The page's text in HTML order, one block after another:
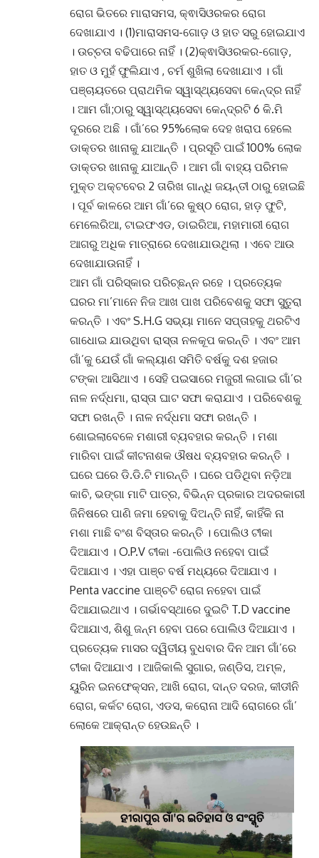
ରୋଗ ଭିତରେ ମାରାସମସ, କ୍ଵାସିଓରକର ରୋଗ
ଦେଖାଯାଏ । (1)ମାରାସମସ-ଗୋଡ଼ ଓ ହାତ ସରୁ ହୋଇଯାଏ
। ଉଚ୍ଚତା ବଢିପାରେ ନାହିଁ । (2)କ୍ଵାସିଓରକର-ଗୋଡ଼,
ହାତ ଓ ମୁହଁ ଫୁଲିଯାଏ , ଚର୍ମ ଶୁଖିଲା ଦେଖାଯାଏ । ଗାଁ
ପଞ୍ଚାୟତରେ ପ୍ରାଥମିକ ସ୍ୱାସ୍ଥ୍ୟସେବା କେନ୍ଦ୍ର ନାହିଁ
। ଆମ ଗାଁ;ଠାରୁ ସ୍ୱାସ୍ଥ୍ୟସେବା କେନ୍ଦ୍ରଟି 6 କି.ମି
ଦୂରରେ ଅଛି । ଗାଁ’ରେ 95%ଲୋକ ଦେହ ଖରାପ ହେଲେ
ଡାକ୍ତର ଖାନାକୁ ଯାଆନ୍ତି । ପ୍ରସୂତି ପାଇଁ 100% ଲୋକ
ଡାକ୍ତର ଖାନାକୁ ଯାଆନ୍ତି । ଆମ ଗାଁ ବାହ୍ୟ ପରିମଳ
ମୁକ୍ତ ଅକ୍ଟବେର 2 ତାରିଖ ଗାନ୍ଧି ଜୟନ୍ତୀ ଠାରୁ ହୋଇଛି
। ପୂର୍ବ କାଳରେ ଆମ ଗାଁ’ରେ କୁଷ୍ଠ ରୋଗ, ହାଡ଼ ଫୁଟି,
ମେଲେରିଆ, ଟାଇଫଏଡ, ଡାଇରିଆ, ମହାମାରୀ ରୋଗ
ଆଗରୁ ଅଧିକ ମାତ୍ରାରେ ଦେଖାଯାଉଥିଲା । ଏବେ ଆଉ
ଦେଖାଯାଉନାହିଁ ।
ଆମ ଗାଁ ପରିସ୍କାର ପରିଚ୍ଛନ୍ନ ରହେ । ପ୍ରତ୍ୟେକ
ଘରର ମା’ମାନେ ନିଜ ଆଖ ପାଖ ପରିବେଶକୁ ସଫା ସୁତୁରା
କରନ୍ତି । ଏବଂ S.H.G ସଭ୍ୟା ମାନେ ସପ୍ତାହକୁ ଥରଟିଏ
ଗାଧୋଇ ଯାଉଥିବା ରାସ୍ତା ନଳକୂପ କରନ୍ତି । ଏବଂ ଆମ
ଗାଁ’କୁ ଯେଉଁ ଗାଁ କଲ୍ୟାଣ ସମିତି ବର୍ଷକୁ ଦଶ ହଜାର
ଟଙ୍କା ଆସିଥାଏ । ସେହି ପଇସାରେ ମଜୁରୀ ଲଗାଇ ଗାଁ’ର
ନାଳ ନର୍ଦ୍ଧମା, ରାସ୍ତା ଘାଟ ସଫା କରାଯାଏ । ପରିବେଶକୁ
ସଫା ରଖନ୍ତି । ନାଳ ନର୍ଦ୍ଧମା ସଫା ରଖନ୍ତି ।
ଶୋଇଲାବେଳେ ମଶାରୀ ବ୍ୟବହାର କରନ୍ତି । ମଶା
ମାରିବା ପାଇଁ କୀଟନାଶକ ଔଷଧ ବ୍ୟବହାର କରନ୍ତି ।
ଘରେ ଘରେ ଡି.ଡି.ଟି ମାରନ୍ତି । ଘରେ ପଡିଥିବା ନଡ଼ିଆ
କାଚି, ଭଙ୍ଗା ମାଟି ପାତ୍ର, ବିଭିନ୍ନ ପ୍ରକାର ଅଦରକାରୀ
ଜିନିଷରେ ପାଣି ଜମା ହେବାକୁ ଦିଅନ୍ତି ନାହିଁ, କାହିଁକି ନା
ମଶା ମାଛି ବଂଶ ବିସ୍ତାର କରନ୍ତି । ପୋଲିଓ ଟୀକା
ଦିଆଯାଏ । O.P.V ଟୀକା -ପୋଲିଓ ନହେବା ପାଇଁ
ଦିଆଯାଏ । ଏହା ପାଞ୍ଚ ବର୍ଷ ମଧ୍ୟରେ ଦିଆଯାଏ ।
Penta vaccine ପାଞ୍ଚଟି ରୋଗ ନହେବା ପାଇଁ
ଦିଆଯାଇଥାଏ । ଗର୍ଭାବସ୍ଥାରେ ଦୁଇଟି T.D vaccine
ଦିଆଯାଏ, ଶିଶୁ ଜନ୍ମ ହେବା ପରେ ପୋଲିଓ ଦିଆଯାଏ ।
ପ୍ରତ୍ୟେକ ମାସର ଦ୍ୱିତୀୟ ବୁଧବାର ଦିନ ଆମ ଗାଁ’ରେ
ଟୀକା ଦିଆଯାଏ । ଆଜିକାଲି ସୁଗାର, ଜଣ୍ଡିସ, ଅମ୍ଳ,
ୟୁରିନ ଇନଫେକ୍ସନ, ଆଖି ରୋଗ, ଦାନ୍ତ ଦରଜ, କୀଡୀନି
ରୋଗ, କର୍କଟ ରୋଗ, ଏଡସ, କରୋନା ଆଦି ରୋଗରେ ଗାଁ’
ଲୋକେ ଆକ୍ରାନ୍ତ ହେଉଛନ୍ତି ।